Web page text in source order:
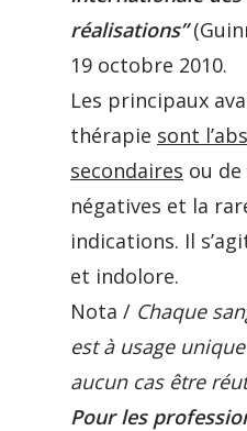
réalisations”
19 octobre 2010.
Les principaux
thérapie sont
secondaires ou de
négatives et la
indications. Il
et indolore.
Nota / Chaque
est à usage
aucun cas être
Pour les